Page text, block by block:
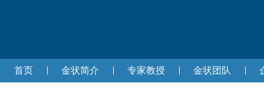
首页 金状简介 专家教授 金状团队